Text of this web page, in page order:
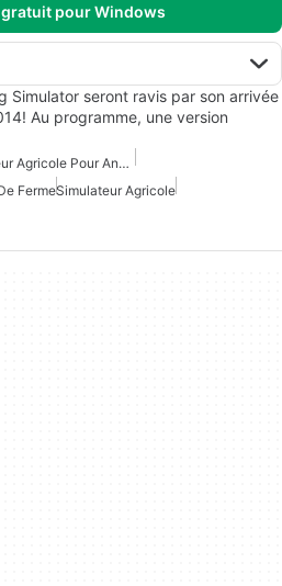
pour Windows
Simulator seront ravis par son arrivée
Au programme, une version
Jeux De Simulateur Agricole Pour Android
FermeSimulateur Agricole